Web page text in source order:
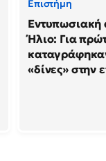
Επιστήμη
Ήλιο: Για
«δίνες» στην